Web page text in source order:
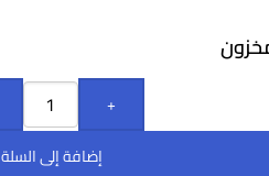
+
إضافة إلى السلة